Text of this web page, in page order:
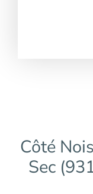
Côté
Sec